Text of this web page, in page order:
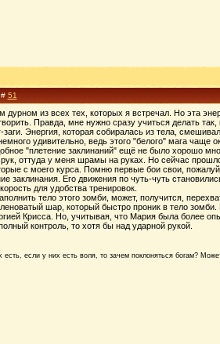
51
из всех тех, которых я встречал. Но эта
Правда, мне нужно сразу учиться делать
Энергия, которая собиралась из тела,
удивительно, ведь этого "белого" мага чаще
"плетение заклинаний" ещё не было хорошо
оттуда у меня шрамы на руках. Но сейчас
с моего курса. Помню первые бои свои,
заклинания. Его движения по чуть-чуть
для удобства тренировок.
тело этого зомби, может, получится,
шар, который быстро проник в тело
Крисса. Но, учитывая, что Мария была более
контроль, то хотя бы над ударной рукой.
если у них есть воля, то зачем поклоняться богам?